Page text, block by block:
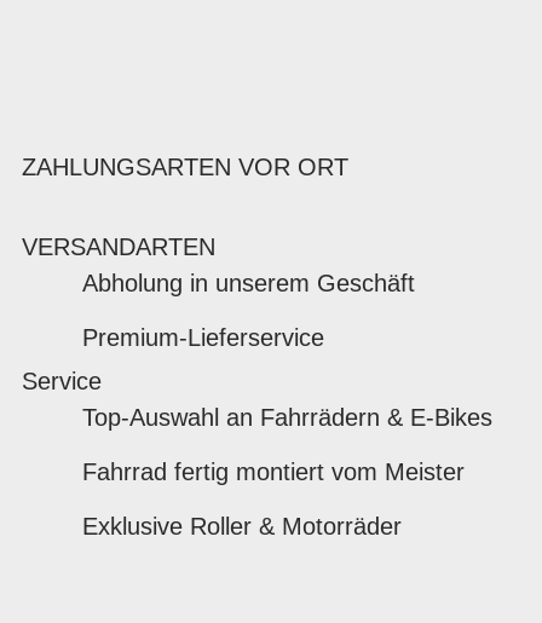
ZAHLUNGSARTEN VOR ORT
VERSANDARTEN
Abholung in unserem Geschäft
Premium-Lieferservice
Service
Top-Auswahl an Fahrrädern & E-Bikes
Fahrrad fertig montiert vom Meister
Exklusive Roller & Motorräder